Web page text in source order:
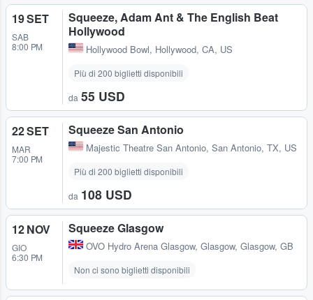
19 SET
SAB
8:00 PM
Squeeze, Adam Ant & The English Beat
Hollywood
Hollywood Bowl, Hollywood, CA, US
Più di 200 biglietti disponibili
da 55 USD
22 SET
MAR
7:00 PM
Squeeze San Antonio
Majestic Theatre San Antonio, San Antonio, TX, US
Più di 200 biglietti disponibili
da 108 USD
12 NOV
GIO
6:30 PM
Squeeze Glasgow
OVO Hydro Arena Glasgow, Glasgow, Glasgow, GB
Non ci sono biglietti disponibili